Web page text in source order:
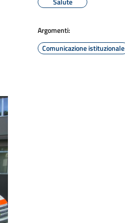
Argomenti:
Comunicazione istituzionale